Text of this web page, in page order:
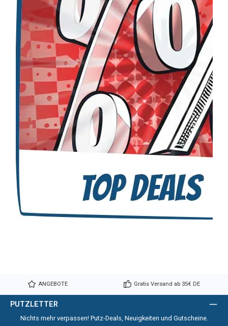
ANGEBOTE Gratis Versand ab 35€ DE
PUTZLETTER
Nichts mehr verpassen! Putz-Deals, Neuigkeiten und Gutscheine.